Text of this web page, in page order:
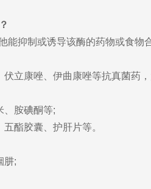
抑制或诱导该酶的药物或食物
伏立康唑、伊曲康唑等抗真菌药
、胺碘酮等;
酯胶囊、护肝片等。
肼;